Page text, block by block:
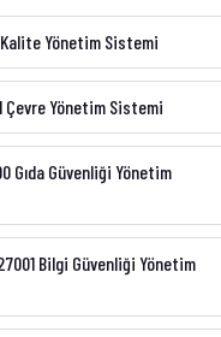
Kalite Yönetim Sistemi
Çevre Yönetim Sistemi
Gıda Güvenliği Yönetim
Bilgi Güvenliği Yönetim